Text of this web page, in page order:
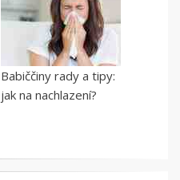
Babiččiny rady a tipy:
jak na nachlazení?